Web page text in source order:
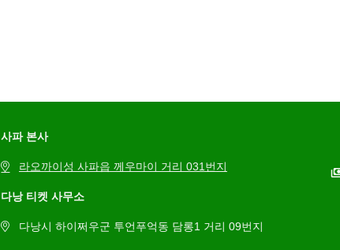
사파 본사
라오까이성 사파읍 께우마이 거리 031번지
다낭 티켓 사무소
다낭시 하이쩌우군 투언푸억동 담롱1 거리 09번지